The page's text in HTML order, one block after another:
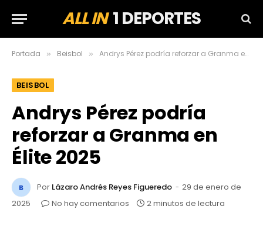
ALL IN1 DEPORTES
Portada » Beisbol » Andrys Pérez podría reforzar a Granma en Élite 2025
BEISBOL
Andrys Pérez podría
reforzar a Granma en
Élite 2025
Por Lázaro Andrés Reyes Figueredo
29 de enero de
2025
No hay comentarios 2 minutos de lectura